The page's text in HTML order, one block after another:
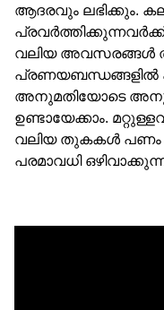
ആദരവും ലഭിക്കും.
വലിയ അവസരങ്ങൾ
പ്രണയബന്ധങ്ങളിൽ
അനുമതിയോടെ
ഉണ്ടായേക്കാം.
വലിയ തുകകൾ പണം
പരമാവധി